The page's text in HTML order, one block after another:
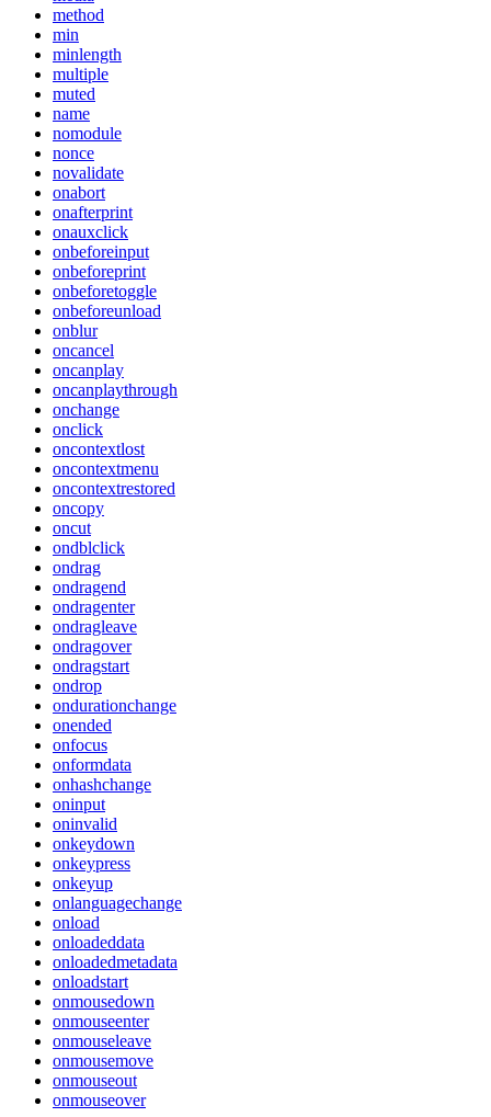
method
min
minlength
multiple
muted
name
nomodule
nonce
novalidate
onabort
onafterprint
onauxclick
onbeforeinput
onbeforeprint
onbeforetoggle
onbeforeunload
onblur
oncancel
oncanplay
oncanplaythrough
onchange
onclick
oncontextlost
oncontextmenu
oncontextrestored
oncopy
oncut
ondblclick
ondrag
ondragend
ondragenter
ondragleave
ondragover
ondragstart
ondrop
ondurationchange
onended
onfocus
onformdata
onhashchange
oninput
oninvalid
onkeydown
onkeypress
onkeyup
onlanguagechange
onload
onloadeddata
onloadedmetadata
onloadstart
onmousedown
onmouseenter
onmouseleave
onmousemove
onmouseout
onmouseover